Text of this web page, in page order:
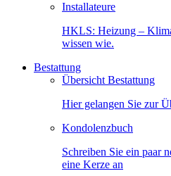
Installateure
HKLS: Heizung –
wissen wie.
Bestattung
Übersicht Bestattung
Hier gelangen Sie zur
Kondolenzbuch
Schreiben Sie ein paar
eine Kerze an